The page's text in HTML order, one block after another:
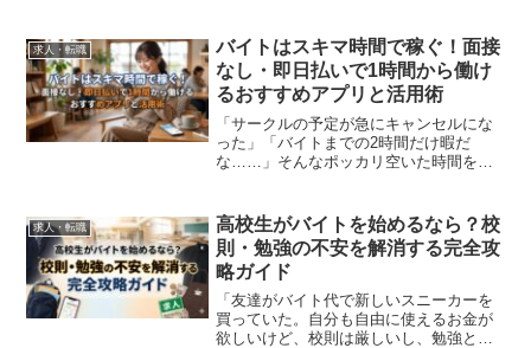
れたり、将来のキャリアが見えずに焦っ
たりしている中で、安定した...
求人・転職
バイトはスキマ時間で稼ぐ！面接
なし・即日払いで1時間から働け
るおすすめアプリと活用術
「サークルの予定が急にキャンセルにな
った」「バイトまでの2時間だけ暇だ
な……」そんなポッカリ空いた時間を、
暇つぶし」で終わっていました。しか
し、今の時代、その「スキマ時間...
求人・転職
高校生がバイトを始めるなら？校
則・勉強の不安を解消する完全攻
略ガイド
「友達がバイト代で新しいスニーカーを
買っていた。自分も自由に使えるお金が
欲しいけど、校則は厳しいし、勉強と両